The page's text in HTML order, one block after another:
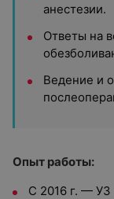
анестезии.
Ответы на
Ведение и
Опыт работы:
С 2016 г. — УЗ